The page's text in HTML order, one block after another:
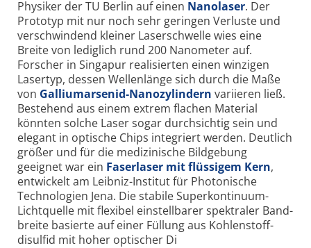
Physiker der TU Berlin auf einen Nano­laser. Der
Prototyp mit nur noch sehr geringen Verluste und
verschwindend kleiner Laser­schwelle wies eine
Breite von lediglich rund 200 Nanometer auf.
Forscher in Singapur realisierten einen winzigen
Laser­typ, dessen Wellen­länge sich durch die Maße
von Gallium­arsenid-Nano­zylindern variieren ließ.
Bestehend aus einem extrem flachen Material
könnten solche Laser sogar durch­sichtig sein und
elegant in optische Chips integriert werden. Deutlich
größer und für die medizinische Bild­gebung
geeignet war ein Faser­laser mit flüssigem Kern,
entwickelt am Leibniz-Institut für Photonische
Technologien Jena. Die stabile Super­kontinuum-
Licht­quelle mit flexibel einstellbarer spektraler Band­
breite basierte auf einer Füllung aus Kohlen­stoff­
disulfid mit hoher optischer Di